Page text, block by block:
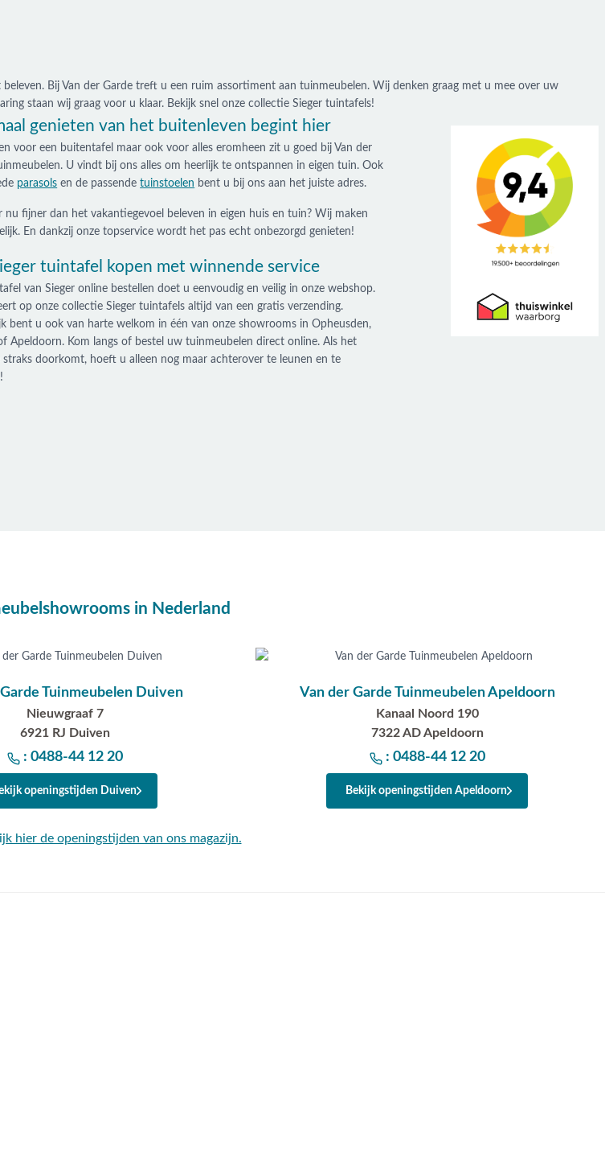
Bij Van der Garde treft u een ruim assortiment aan tuinmeubelen. Wij denken graag met u mee over uw
staan wij graag voor u klaar. Bekijk snel onze collectie Sieger tuintafels!
genieten van het buitenleven begint hier
voor een buitentafel maar ook voor alles eromheen zit u goed bij Van der
U vindt bij ons alles om heerlijk te ontspannen in eigen tuin. Ook
parasols en de passendetuinstoelen bent u bij ons aan het juiste adres.
nu fijner dan het vakantiegevoel beleven in eigen huis en tuin? Wij maken
En dankzij onze topservice wordt het pas echt onbezorgd genieten!
tuintafel kopen met winnende service
van Sieger online bestellen doet u eenvoudig en veilig in onze webshop.
op onze collectie Sieger tuintafels altijd van een gratis verzending.
bent u ook van harte welkom in één van onze showrooms in Opheusden,
Apeldoorn. Kom langs of bestel uw tuinmeubelen direct online. Als het
straks doorkomt, hoeft u alleen nog maar achterover te leunen en te
in Nederland
Tuinmeubelen Duiven
Nieuwgraaf 7
6921 RJ Duiven
: 0488-44 12 20
openingstijden Duiven
Van der Garde Tuinmeubelen Apeldoorn
Kanaal Noord 190
7322 AD Apeldoorn
: 0488-44 12 20
Bekijk openingstijden Apeldoorn
hier de openingstijden van ons magazijn.